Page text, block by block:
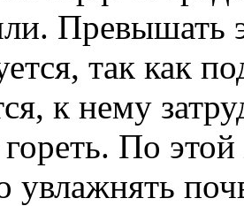
Превышать
так как
к нему
гореть. По
увлажнять